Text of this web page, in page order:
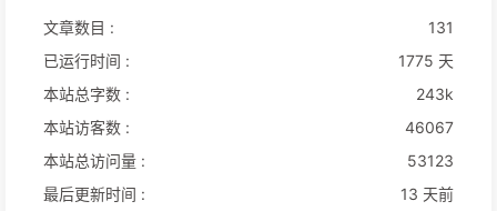
文章数目 :
131
已运行时间 :
1775 天
本站总字数 :
243k
本站访客数 :
46067
本站总访问量 :
53123
最后更新时间 :
13 天前